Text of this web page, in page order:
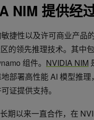
NIM 提供经
捷性以及许可商业产品
的领先推理技术。其中
组件。 NVIDIA NIM
部署高性能 AI 模型推
证提供支持。
期以来一直合作，在